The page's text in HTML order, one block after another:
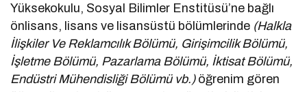
Yüksekokulu, Sosyal Bilimler Enstitüsü’ne bağlı
önlisans, lisans ve lisansüstü bölümlerinde (Halkla
İlişkiler Ve Reklamcılık Bölümü, Girişimcilik Bölümü,
İşletme Bölümü, Pazarlama Bölümü, İktisat Bölümü,
Endüstri Mühendisliği Bölümü vb.) öğrenim gören